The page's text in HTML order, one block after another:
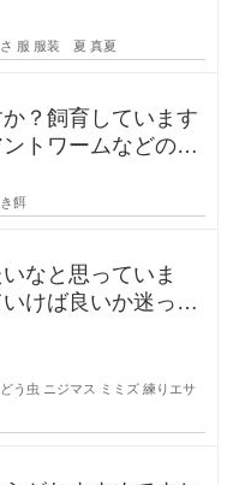
服 服装 夏 真夏
？飼育しています
トワームなどの生
餌
なと思っていま
けば良いか迷って
う虫 ニジマス ミミズ 練りエサ